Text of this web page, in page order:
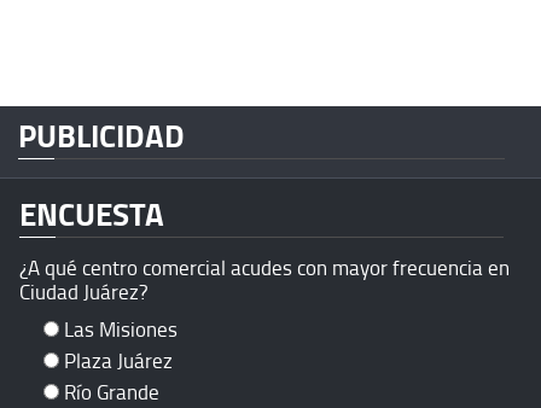
PUBLICIDAD
ENCUESTA
¿A qué centro comercial acudes con mayor frecuencia en
Ciudad Juárez?
Las Misiones
Plaza Juárez
Río Grande